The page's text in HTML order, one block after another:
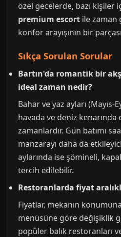
özel gecelerde, bazı kişiler
premium escort ile zaman
konfor arayışının bir
Sıkça Sorulan Sorular
Bartın'da romantik bir
ideal zaman nedir?
Bahar ve yaz ayları (Mayıs-
havada ve deniz
zamanlardır. Gün batımı
manzarayı daha da etkileyici
aylarında ise şömineli,
tercih edilebilir.
Restoranlarda fiyat
Fiyatlar, mekanın
menüsüne göre değişiklik
popüler balık restoranları